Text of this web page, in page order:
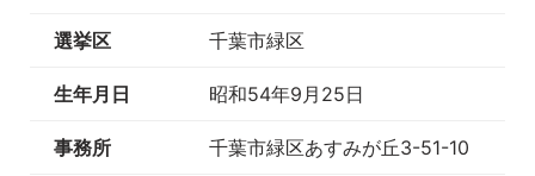
選挙区 千葉市緑区
生年月日 昭和54年9月25日
事務所 千葉市緑区あすみが丘3-51-10